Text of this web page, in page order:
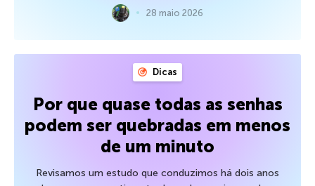
28 maio 2026
Dicas
Por que quase todas as senhas
podem ser quebradas em menos
de um minuto
Revisamos um estudo que conduzimos há dois anos